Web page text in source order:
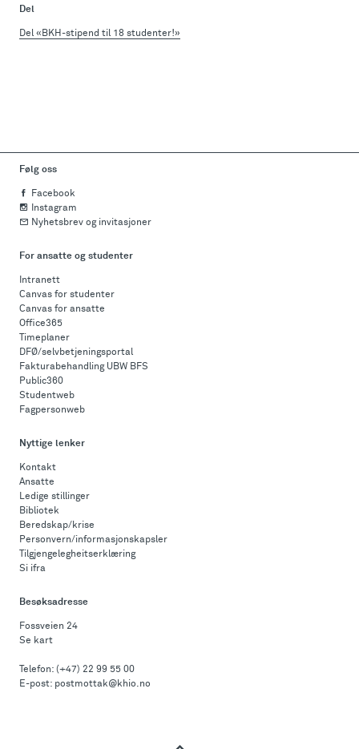
Del
Del «BKH-stipend til 18 studenter!»
Følg oss
Facebook
Instagram
Nyhetsbrev og invitasjoner
For ansatte og studenter
Intranett
Canvas for studenter
Canvas for ansatte
Office365
Timeplaner
DFØ/selvbetjeningsportal
Fakturabehandling UBW BFS
Public360
Studentweb
Fagpersonweb
Nyttige lenker
Kontakt
Ansatte
Ledige stillinger
Bibliotek
Beredskap/krise
Personvern/informasjonskapsler
Tilgjengelegheitserklæring
Si ifra
Besøksadresse
Fossveien 24
Se kart
Telefon: (+47) 22 99 55 00
E-post: postmottak@khio.no